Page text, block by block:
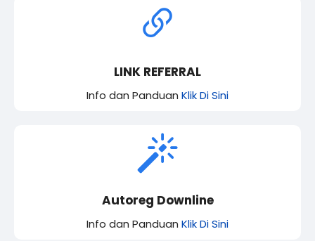
LINK REFERRAL
Info dan Panduan Klik Di Sini
Autoreg Downline
Info dan Panduan Klik Di Sini